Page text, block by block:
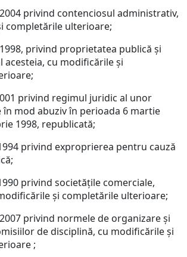
privind contenciosul administrativ,
completările ulterioare;
privind proprietatea publică şi
acesteia, cu modificările şi
privind regimul juridic al unor
mod abuziv în perioada 6 martie
1998, republicată;
privind exproprierea pentru cauză
privind societăţile comerciale,
şi completările ulterioare;
2007 privind normele de organizare şi
de disciplină, cu modificările şi
;